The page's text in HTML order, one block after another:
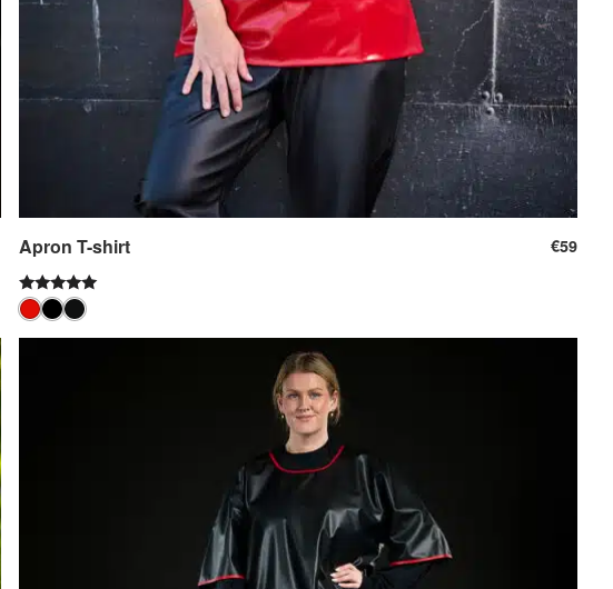
Apron T-shirt €59
Bewertet
mit